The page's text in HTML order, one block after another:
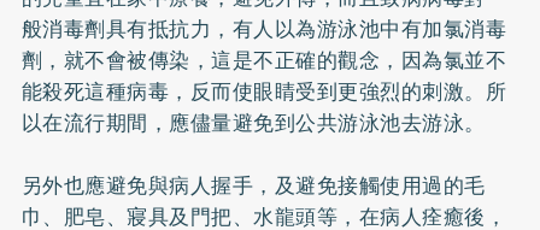
般消毒劑具有抵抗力，有人以為游泳池中有加氯消毒
劑，就不會被傳染，這是不正確的觀念，因為氯並不
能殺死這種病毒，反而使眼睛受到更強烈的刺激。所
以在流行期間，應儘量避免到公共游泳池去游泳。
另外也應避免與病人握手，及避免接觸使用過的毛
巾、肥皂、寢具及門把、水龍頭等，在病人痊癒後，